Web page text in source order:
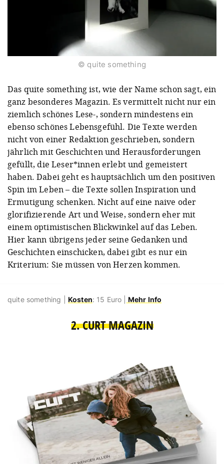
© quite something
Das quite something ist, wie der Name schon sagt, ein
ganz besonderes Magazin. Es vermittelt nicht nur ein
ziemlich schönes Lese-, sondern mindestens ein
ebenso schönes Lebensgefühl. Die Texte werden
nicht von einer Redaktion geschrieben, sondern
jährlich mit Geschichten und Herausforderungen
gefüllt, die Leser*innen erlebt und gemeistert
haben. Dabei geht es hauptsächlich um den positiven
Spin im Leben – die Texte sollen Inspiration und
Ermutigung schenken. Nicht auf eine naive oder
glorifizierende Art und Weise, sondern eher mit
einem optimistischen Blickwinkel auf das Leben.
Hier kann übrigens jeder seine Gedanken und
Geschichten einschicken, dabei gibt es nur ein
Kriterium: Sie müssen von Herzen kommen.
quite something | Kosten: 15 Euro | Mehr Info
2. CURT MAGAZIN